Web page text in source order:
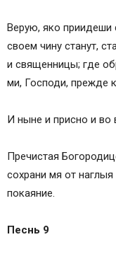
Верую, яко приидеши
своем чину станут,
и священницы; где
ми, Господи, прежде
И ныне и присно и во
Пречистая
сохрани мя от
покаяние.
Песнь 9